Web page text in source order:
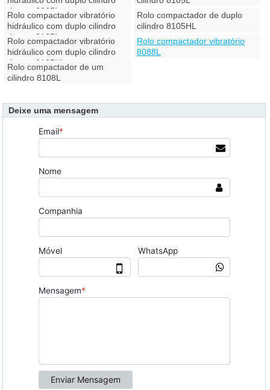
de aço 8065L
Rolo compactador vibratório
hidráulico com duplo cilindro
de aço 8125L
Rolo compactador de duplo
cilindro 8105HL
Rolo compactador vibratório
hidráulico com duplo cilindro
de aço 8125HL
Rolo compactador vibratório
8088L
Rolo compactador de um
cilindro 8108L
Deixe uma mensagem